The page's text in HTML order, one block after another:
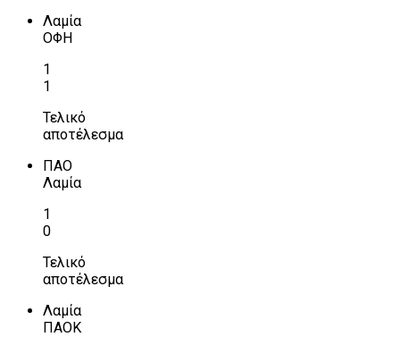
Λαμία
ΟΦΗ
1
1
Τελικό
αποτέλεσμα
ΠΑΟ
Λαμία
1
0
Τελικό
αποτέλεσμα
Λαμία
ΠΑΟΚ